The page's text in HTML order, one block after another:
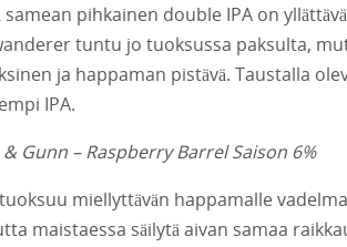
samean pihkainen double IPA on
tuntu jo tuoksussa paksulta,
ja happaman pistävä. Taustalla
IPA.
Gunn – Raspberry Barrel Saison 6%
miellyttävän happamalle
maistaessa säilytä aivan samaa